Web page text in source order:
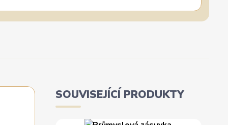
SOUVISEJÍCÍ PRODUKTY